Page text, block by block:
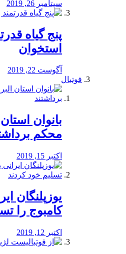
سپتامبر 26, 2019
پنج گیاه
استخوان
آگوست 22, 2019
فوتبال
بانوان
محكم
اکتبر 15, 2019
یوزپلنگان
کامبوج را
اکتبر 12, 2019